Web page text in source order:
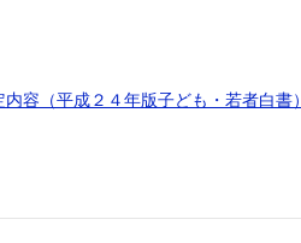
容（平成２４年版子ども・若者白書）